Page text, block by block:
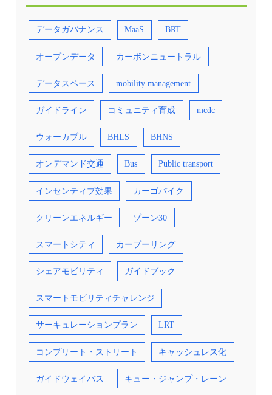
データガバナンス MaaS BRT
オープンデータ カーボンニュートラル
データスペース mobility management
ガイドライン コミュニティ育成 mcdc
ウォーカブル BHLS BHNS
オンデマンド交通 Bus Public transport
インセンティブ効果 カーゴバイク
クリーンエネルギー ゾーン30
スマートシティ カープーリング
シェアモビリティ ガイドブック
スマートモビリティチャレンジ
サーキュレーションプラン LRT
コンプリート・ストリート キャッシュレス化
ガイドウェイバス キュー・ジャンプ・レーン